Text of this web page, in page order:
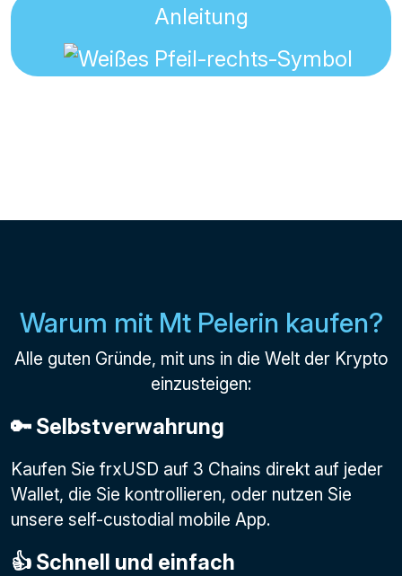
Anleitung
Warum mit Mt Pelerin kaufen?
Alle guten Gründe, mit uns in die Welt der Krypto
einzusteigen:
🔑 Selbstverwahrung
Kaufen Sie frxUSD auf 3 Chains direkt auf jeder
Wallet, die Sie kontrollieren, oder nutzen Sie
unsere self-custodial mobile App.
👍 Schnell und einfach